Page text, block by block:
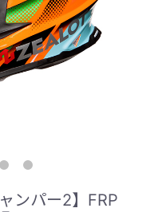
ンパー2】FRP